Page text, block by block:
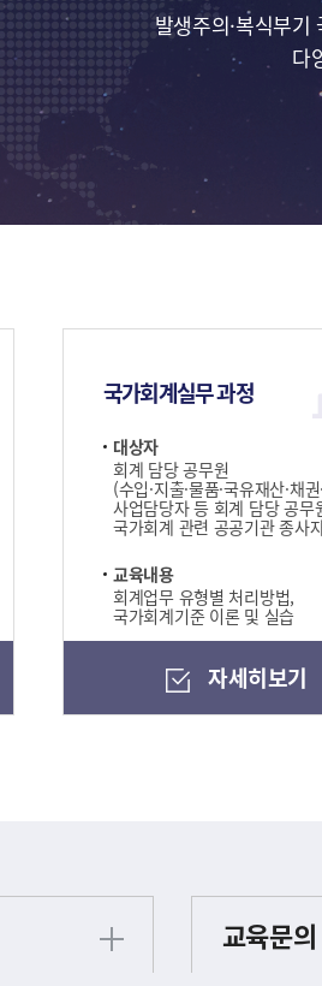
발생주의·복식부
다
국가회계실무 과정
대상자
회계 담당 공무원
(수입·지출·물품·국유재산·채권·
사업담당자 등 회계 담당 공무
국가회계 관련 공공기관 종사
교육내용
회계업무 유형별 처리방법,
국가회계기준 이론 및 실습
자세히보기
교육문의